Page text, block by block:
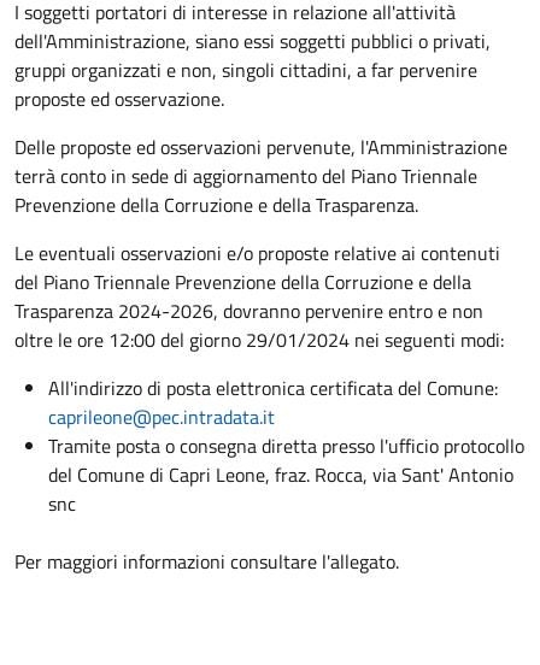
I soggetti portatori di interesse in relazione all'attività
dell'Amministrazione, siano essi soggetti pubblici o privati,
gruppi organizzati e non, singoli cittadini, a far pervenire
proposte ed osservazione.
Delle proposte ed osservazioni pervenute, l'Amministrazione
terrà conto in sede di aggiornamento del Piano Triennale
Prevenzione della Corruzione e della Trasparenza.
Le eventuali osservazioni e/o proposte relative ai contenuti
del Piano Triennale Prevenzione della Corruzione e della
Trasparenza 2024-2026, dovranno pervenire entro e non
oltre le ore 12:00 del giorno 29/01/2024 nei seguenti modi:
All'indirizzo di posta elettronica certificata del Comune:
caprileone@pec.intradata.it
Tramite posta o consegna diretta presso l'ufficio protocollo
del Comune di Capri Leone, fraz. Rocca, via Sant' Antonio
snc
Per maggiori informazioni consultare l'allegato.